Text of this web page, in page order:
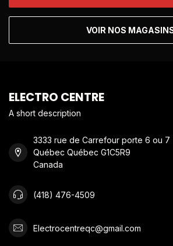
VOIR NOS
ELECTRO CENTRE
A short description
3333 rue de Carrefour porte 6 ou 7
Québec Québec G1C5R9
Canada
(418) 476-4509
Electrocentreqc@gmail.com